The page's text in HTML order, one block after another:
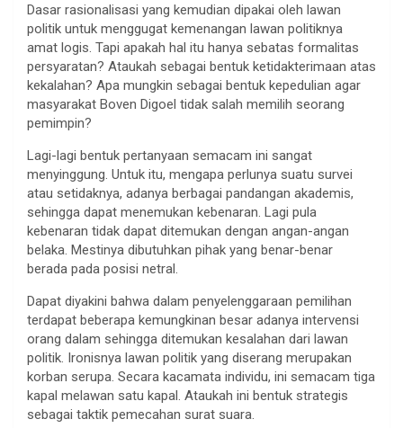
Dasar rasionalisasi yang kemudian dipakai oleh lawan
politik untuk menggugat kemenangan lawan politiknya
amat logis. Tapi apakah hal itu hanya sebatas formalitas
persyaratan? Ataukah sebagai bentuk ketidakterimaan atas
kekalahan? Apa mungkin sebagai bentuk kepedulian agar
masyarakat Boven Digoel tidak salah memilih seorang
pemimpin?
Lagi-lagi bentuk pertanyaan semacam ini sangat
menyinggung. Untuk itu, mengapa perlunya suatu survei
atau setidaknya, adanya berbagai pandangan akademis,
sehingga dapat menemukan kebenaran. Lagi pula
kebenaran tidak dapat ditemukan dengan angan-angan
belaka. Mestinya dibutuhkan pihak yang benar-benar
berada pada posisi netral.
Dapat diyakini bahwa dalam penyelenggaraan pemilihan
terdapat beberapa kemungkinan besar adanya intervensi
orang dalam sehingga ditemukan kesalahan dari lawan
politik. Ironisnya lawan politik yang diserang merupakan
korban serupa. Secara kacamata individu, ini semacam tiga
kapal melawan satu kapal. Ataukah ini bentuk strategis
sebagai taktik pemecahan surat suara.